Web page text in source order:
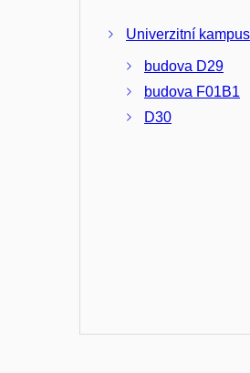
Univerzitní
budova D29
budova F01B1
D30